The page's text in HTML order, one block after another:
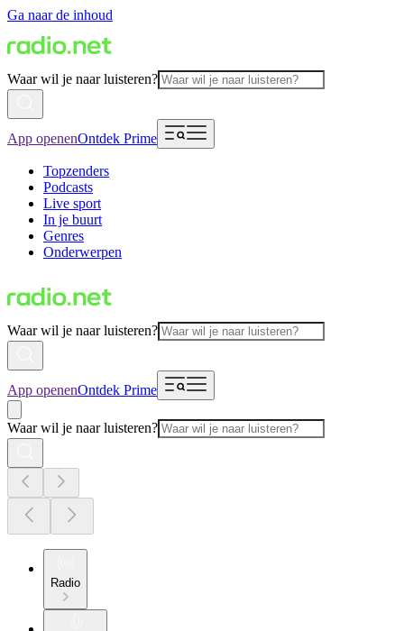
Ga naar de inhoud
Waar wil je naar luisteren?
App openenOntdek Prime
Topzenders
Podcasts
Live sport
In je buurt
Genres
Onderwerpen
Waar wil je naar luisteren?
App openenOntdek Prime
Waar wil je naar luisteren?
Radio